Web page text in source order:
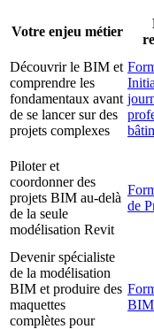
Votre enjeu métier
Découvrir le BIM et
comprendre les
fondamentaux avant
de se lancer sur des
projets complexes
Piloter et
coordonner des
projets BIM au-delà
de la seule
modélisation Revit
de
Devenir spécialiste
de la modélisation
BIM et produire des
maquettes
complètes pour